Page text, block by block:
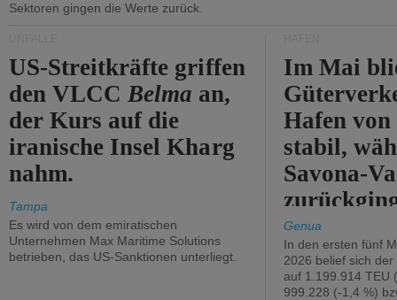
Sektoren gingen die Werte zurück.
US-Streitkräfte griffen
den VLCCBelma an,
der Kurs auf die
iranische Insel Kharg
nahm.
Tampa
Es wird von dem emiratischen
Unternehmen Max Maritime Solutions
betrieben, das US-Sanktionen unterliegt.
Im Mai
Hafen von
stabil,
Savona-
Genua
In den ersten fünf
2026 belief sich
auf 1.199.914 TEU
999.228 (-1,4 %)